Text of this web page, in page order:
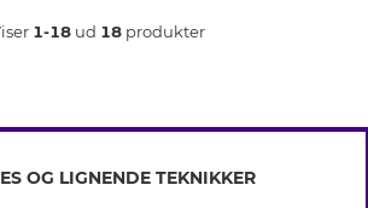
1-18 ud 18 produkter
INFO
OG LIGNENDE TEKNIKKER